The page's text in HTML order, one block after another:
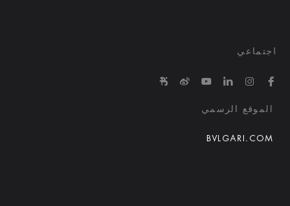
اجتماعي
www.facebook.com/bvlgarihotelsandresorts/
https://www.instagram.com/bvlgarihotels/
company/bvlgari-hotels-and-resorts/
www.youtube.com/@bvlgarihotels/
http://weibo.com/bulgarihotels
الموقع الرسمي
BVLGARI.COM